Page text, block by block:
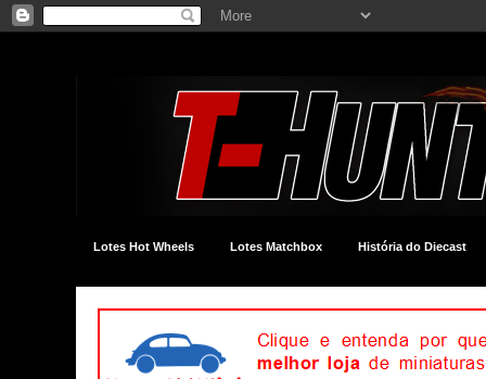
Lotes Hot Wheels Lotes Matchbox História do Diecast